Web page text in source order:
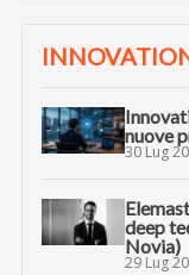
nuove
30 Lug
deep
Novia)
29 Lug